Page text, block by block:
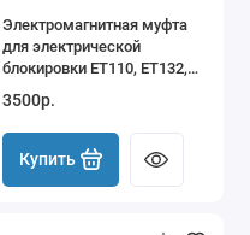
Электромагнитная муфта
для электрической
блокировки ET110, ET132,
3500р.
Купить